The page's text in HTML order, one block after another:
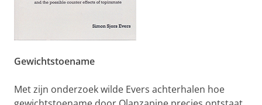
Gewichtstoename
Met zijn onderzoek wilde Evers achterhalen hoe